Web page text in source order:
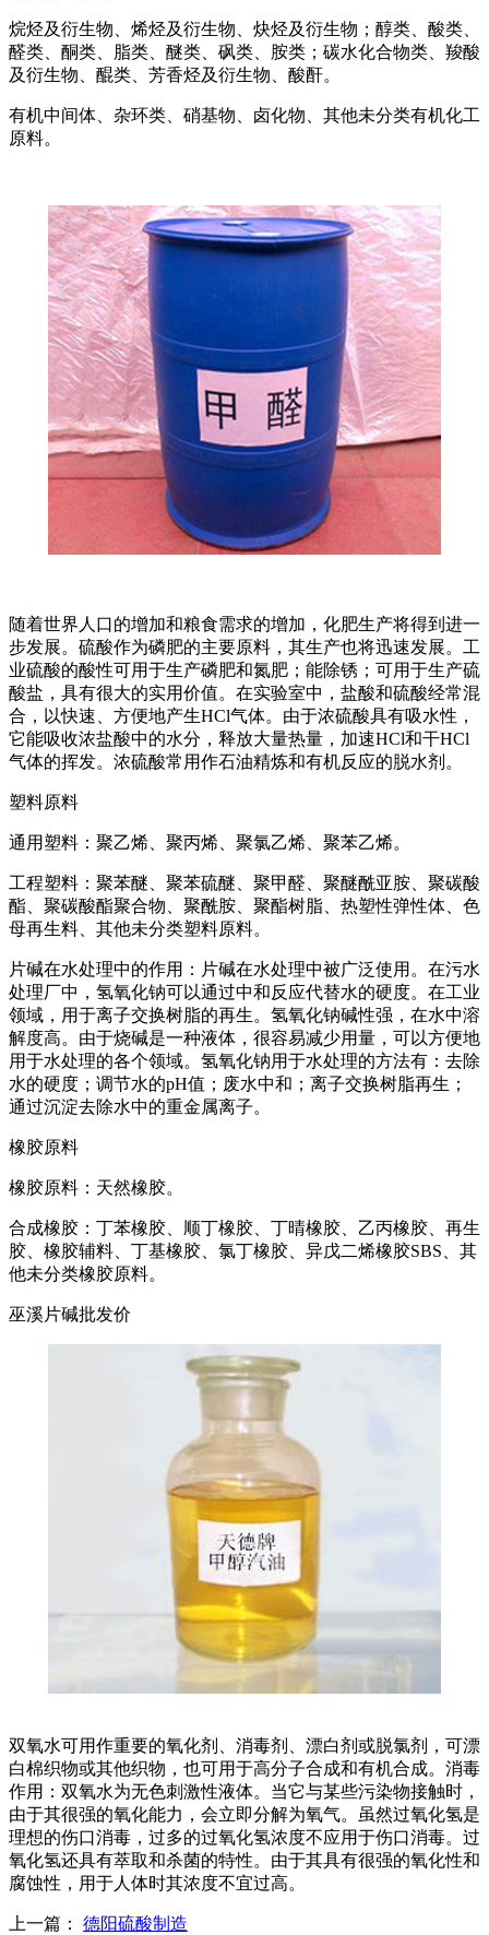
烷烃及衍生物、烯烃及衍生物、炔烃及衍生物；醇类、酸类、
醛类、酮类、脂类、醚类、砜类、胺类；碳水化合物类、羧酸
及衍生物、醌类、芳香烃及衍生物、酸酐。
有机中间体、杂环类、硝基物、卤化物、其他未分类有机化工
原料。
随着世界人口的增加和粮食需求的增加，化肥生产将得到进一
步发展。硫酸作为磷肥的主要原料，其生产也将迅速发展。工
业硫酸的酸性可用于生产磷肥和氮肥；能除锈；可用于生产硫
酸盐，具有很大的实用价值。在实验室中，盐酸和硫酸经常混
合，以快速、方便地产生HCl气体。由于浓硫酸具有吸水性，
它能吸收浓盐酸中的水分，释放大量热量，加速HCl和干HCl
气体的挥发。浓硫酸常用作石油精炼和有机反应的脱水剂。
塑料原料
通用塑料：聚乙烯、聚丙烯、聚氯乙烯、聚苯乙烯。
工程塑料：聚苯醚、聚苯硫醚、聚甲醛、聚醚酰亚胺、聚碳酸
酯、聚碳酸酯聚合物、聚酰胺、聚酯树脂、热塑性弹性体、色
母再生料、其他未分类塑料原料。
片碱在水处理中的作用：片碱在水处理中被广泛使用。在污水
处理厂中，氢氧化钠可以通过中和反应代替水的硬度。在工业
领域，用于离子交换树脂的再生。氢氧化钠碱性强，在水中溶
解度高。由于烧碱是一种液体，很容易减少用量，可以方便地
用于水处理的各个领域。氢氧化钠用于水处理的方法有：去除
水的硬度；调节水的pH值；废水中和；离子交换树脂再生；
通过沉淀去除水中的重金属离子。
橡胶原料
橡胶原料：天然橡胶。
合成橡胶：丁苯橡胶、顺丁橡胶、丁晴橡胶、乙丙橡胶、再生
胶、橡胶辅料、丁基橡胶、氯丁橡胶、异戊二烯橡胶SBS、其
他未分类橡胶原料。
巫溪片碱批发价
双氧水可用作重要的氧化剂、消毒剂、漂白剂或脱氯剂，可漂
白棉织物或其他织物，也可用于高分子合成和有机合成。消毒
作用：双氧水为无色刺激性液体。当它与某些污染物接触时，
由于其很强的氧化能力，会立即分解为氧气。虽然过氧化氢是
理想的伤口消毒，过多的过氧化氢浓度不应用于伤口消毒。过
氧化氢还具有萃取和杀菌的特性。由于其具有很强的氧化性和
腐蚀性，用于人体时其浓度不宜过高。
上一篇： 德阳硫酸制造